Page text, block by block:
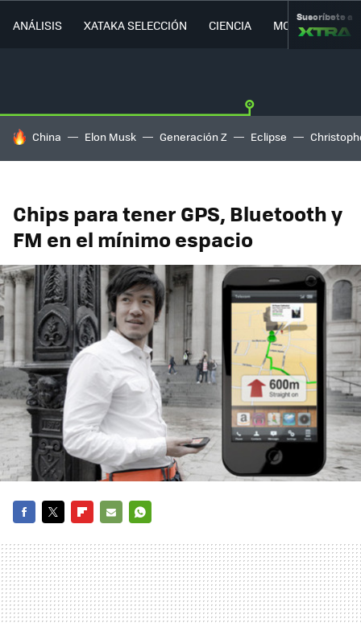
ANÁLISIS XATAKA SELECCIÓN CIENCIA MOVILIDAD
Suscríbete a
HOY SE HABLA DE
China Elon Musk Generación Z Eclipse
Chips para tener GPS, Bluetooth y
FM en el mínimo espacio
MAIL